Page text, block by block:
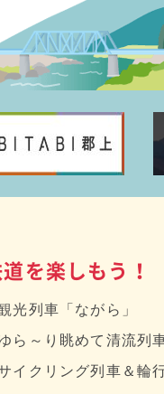
を楽しもう！
光列車「ながら」
ら～り眺めて清流列
イクリング列車＆輪